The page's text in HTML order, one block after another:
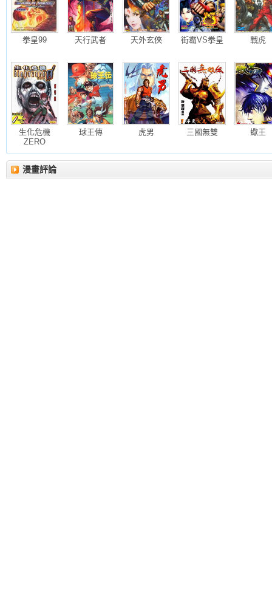
拳皇99 天行武者 天外玄俠 街霸VS拳皇 戰虎
生化危機
ZERO
球王傳 虎男 三國無雙 蠍王
漫畫評論